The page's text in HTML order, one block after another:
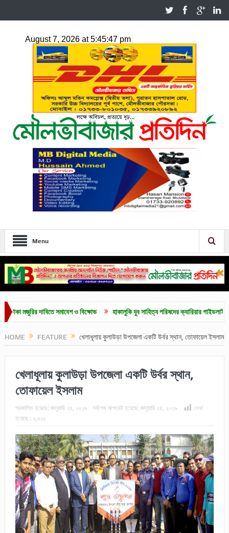
Menu
দাবিতে সমাবেশ ও বিক্ষোভ হাকালুকি যুব সাহিত্য পরিষদের ক্যারিয়ার গাইডলাইন ও
HOME FEATURE খেলাধূলায় কুলাউড়া উপজেলা একটি উর্বর স্থান, তোফায়েল ইসলাম
খেলাধূলায় কুলাউড়া উপজেলা একটি উর্বর স্থান,
তোফায়েল ইসলাম
প্রকাশিত হয়েছে: জানুয়ারি ২৪, ২০১৯ সর্বশেষ আপডেট হয়েছে: জানুয়ারি ২৪, ২০১৯
দেখা
হয়েছে : ২,৬১৫